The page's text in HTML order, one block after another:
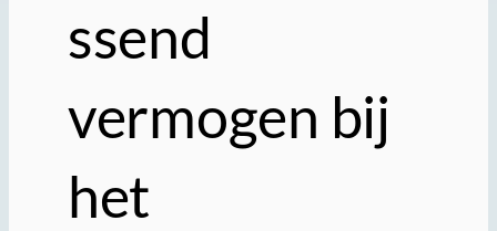
ssend
vermogen bij
het